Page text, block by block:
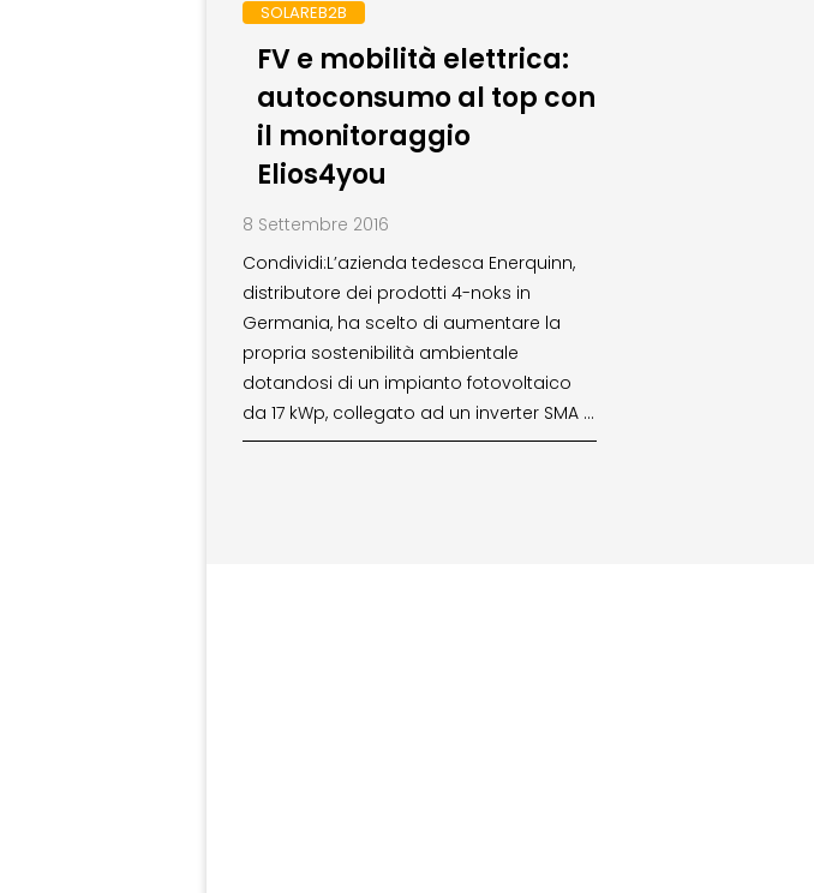
SOLAREB2B
FV e mobilità elettrica:
autoconsumo al top con
il monitoraggio
Elios4you
8 Settembre 2016
Condividi:L’azienda tedesca Enerquinn,
distributore dei prodotti 4-noks in
Germania, ha scelto di aumentare la
propria sostenibilità ambientale
dotandosi di un impianto fotovoltaico
da 17 kWp, collegato ad un inverter SMA …